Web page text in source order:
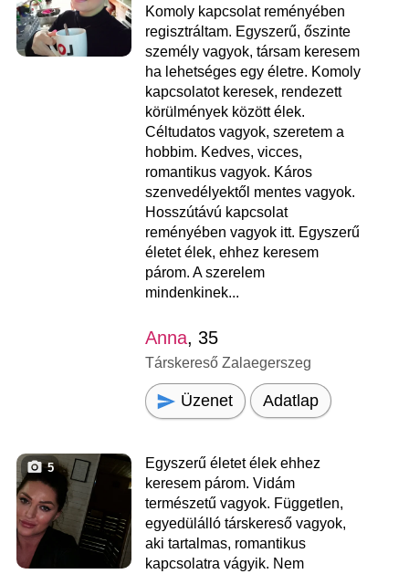
Komoly kapcsolat reményében
regisztráltam. Egyszerű, őszinte
személy vagyok, társam keresem
ha lehetséges egy életre. Komoly
kapcsolatot keresek, rendezett
körülmények között élek.
Céltudatos vagyok, szeretem a
hobbim. Kedves, vicces,
romantikus vagyok. Káros
szenvedélyektől mentes vagyok.
Hosszútávú kapcsolat
reményében vagyok itt. Egyszerű
életet élek, ehhez keresem
párom. A szerelem
mindenkinek...
Anna, 35
Társkereső Zalaegerszeg
Üzenet Adatlap
5
Egyszerű életet élek ehhez
keresem párom. Vidám
természetű vagyok. Független,
egyedülálló társkereső vagyok,
aki tartalmas, romantikus
kapcsolatra vágyik. Nem